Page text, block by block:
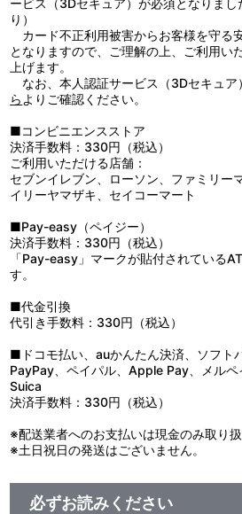
て巨大化していく！ しかもその体内には
ば地球は壊滅の危機に！どうするDASH
■第9話「龍の恋人」
“伝説怪龍ナツノメリュウ登場！”
奈津川湖のほとりの村で、リゾートホ
ていた。村長の息子・吾郎は、予定地に
げた挙句、建設業者と共謀して祠を破壊
守り神・ナツノメリュウが復活した！ 龍
共に調査に来ていたカイトは、ウルトラ
ち向かうが…。
■第10話「少年DASH」
UDF主催の社会科見学会を終えた子供
サスが現れた！子供たちに遅刻を見られ
りにダッシュバードで出撃するが、空間
スを攻撃できない。そんなコバの姿に、
がら、その方法をDASHに教えようとし
サスが現れた！
ービス（3Dセキュア）が必須となりま
り）
カード不正利用被害からお客様を守る
となりますので、ご理解の上、ご利用い
上げます。
なお、本人認証サービス（3Dセキュア
ら よりご確認ください。
■コンビニエンスストア
決済手数料：330円（税込）
ご利用いただける店舗：
セブンイレブン、ローソン、ファミリー
イリーヤマザキ、セイコーマート
■Pay-easy（ペイジー）
決済手数料：330円（税込）
「Pay-easy」マークが貼付されている
す。
■代金引換
代引き手数料：330円（税込）
■ドコモ払い、auかんたん決済、ソフト
PayPay、ペイパル、Apple Pay、メル
Suica
決済手数料：330円（税込）
※配送業者へのお支払いは現金のみ取り扱
※土日祝日の発送はございません。
必ずお読みください